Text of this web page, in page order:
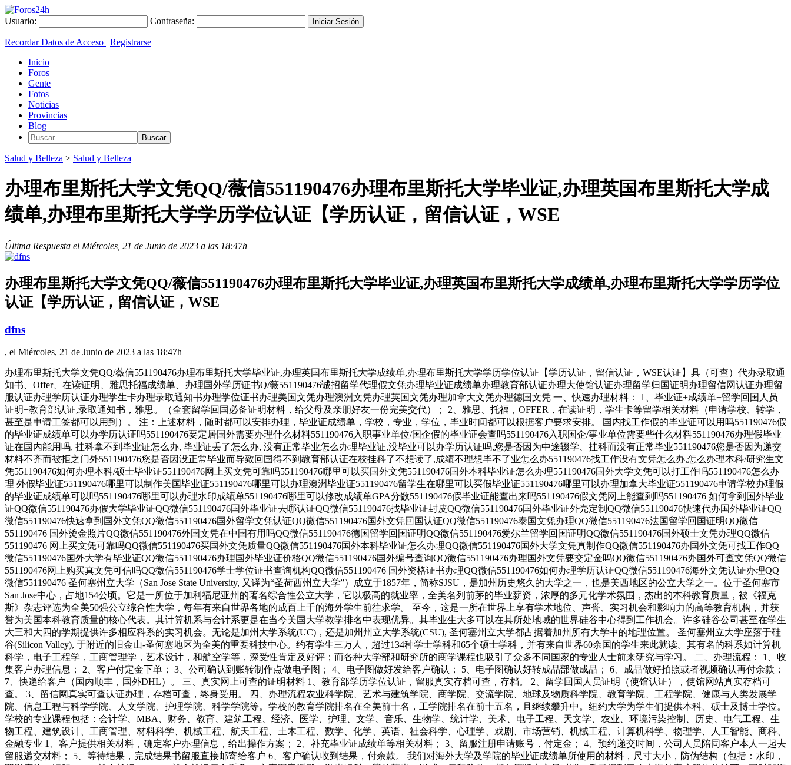
Usuario: Contraseña:
Recordar Datos de Acceso | Registrarse
Inicio
Foros
Gente
Fotos
Noticias
Provincias
Blog
Salud y Belleza > Salud y Belleza
办理布里斯托大学文凭QQ/薇信551190476办理布里斯托大学毕业证,办理英国布里斯托大学成
绩单,办理布里斯托大学学历学位认证【学历认证，留信认证，WSE
Última Respuesta el Miércoles, 21 de Junio de 2023 a las 18:47h
办理布里斯托大学文凭QQ/薇信551190476办理布里斯托大学毕业证,办理英国布里斯托大学成绩单,办理布里斯托大学学历学位
认证【学历认证，留信认证，WSE
dfns
, el Miércoles, 21 de Junio de 2023 a las 18:47h
办理布里斯托大学文凭QQ/薇信551190476办理布里斯托大学毕业证,办理英国布里斯托大学成绩单,办理布里斯托大学学历学位认证【学历认证，留信认证，WSE认证】具（可查）代办录取通
知书、Offer、在读证明、雅思托福成绩单、办理国外学历证书Q/薇551190476诚招留学代理假文凭办理毕业证成绩单办理教育部认证办理大使馆认证办理留学归国证明办理留信网认证办理留
服认证办理学历认证办理学生卡办理录取通知书办理学位证书办理美国文凭办理澳洲文凭办理英国文凭办理加拿大文凭办理德国文凭 一、快速办理材料： 1、毕业证+成绩单+留学回国人员
证明+教育部认证,录取通知书，雅思。（全套留学回国必备证明材料，给父母及亲朋好友一份完美交代）； 2、雅思、托福，OFFER，在读证明，学生卡等留学相关材料（申请学校、转学，
甚至是申请工签都可以用到）。 注：上述材料，随时都可以安排办理，毕业证成绩单，学校，专业，学位，毕业时间都可以根据客户要求安排。 国内找工作假的毕业证可以用吗551190476假
的毕业证成绩单可以办学历认证吗551190476要定居国外需要办理什么材料551190476入职事业单位/国企假的毕业证会查吗551190476入职国企/事业单位需要些什么材料551190476办理假毕业
证在国内能用吗, 挂科拿不到毕业证怎么办, 毕业证丢了怎么办, 没有正常毕业怎么办理毕业证,没毕业可以办学历认证吗,您是否因为中途辍学、挂科而没有正常毕业551190476您是否因为递交
材料不齐而被拒之门外551190476您是否因没正常毕业而导致回国得不到教育部认证在校挂科了不想读了,成绩不理想毕不了业怎么办551190476找工作没有文凭怎么办,怎么办理本科/研究生文
凭551190476如何办理本科/硕士毕业证551190476网上买文凭可靠吗551190476哪里可以买国外文凭551190476国外本科毕业证怎么办理551190476国外大学文凭可以打工作吗551190476怎么办
理 外假毕业证551190476哪里可以制作美国毕业证551190476哪里可以办理澳洲毕业证551190476留学生在哪里可以买假毕业证551190476哪里可以办理加拿大毕业证551190476申请学校办理假
的毕业证成绩单可以吗551190476哪里可以办理水印成绩单551190476哪里可以修改成绩单GPA分数551190476假毕业证能查出来吗551190476假文凭网上能查到吗551190476 如何拿到国外毕业
证QQ微信551190476办假大学毕业证QQ微信551190476国外毕业证去哪认证QQ微信551190476找毕业证封皮QQ微信551190476国外毕业证外壳定制QQ微信551190476快速代办国外毕业证QQ
微信551190476快速拿到国外文凭QQ微信551190476国外留学文凭认证QQ微信551190476国外文凭回国认证QQ微信551190476泰国文凭办理QQ微信551190476法国留学回国证明QQ微信
551190476 国外烫金照片QQ微信551190476外国文凭在中国有用吗QQ微信551190476德国留学回国证明QQ微信551190476爱尔兰留学回国证明QQ微信551190476国外硕士文凭办理QQ微信
551190476 网上买文凭可靠吗QQ微信551190476买国外文凭质量QQ微信551190476国外本科毕业证怎么办理QQ微信551190476国外大学文凭真制作QQ微信551190476办国外文凭可找工作QQ
微信551190476国外大学有毕业证QQ微信551190476办理国外毕业证价格QQ微信551190476国外编号查询QQ微信551190476办理国外文凭要交定金吗QQ微信551190476办国外可查文凭QQ微信
551190476网上购买真文凭可信吗QQ微信551190476学士学位证书查询机构QQ微信551190476 国外资格证书办理QQ微信551190476如何办理学历认证QQ微信551190476海外文凭认证办理QQ
微信551190476 圣何塞州立大学（San Jose State University, 又译为“圣荷西州立大学”）成立于1857年，简称SJSU，是加州历史悠久的大学之一，也是美西地区的公立大学之一。位于圣何塞市
San Jose中心，占地154公顷。它是一所位于加利福尼亚州的著名综合性公立大学，它以极高的就业率，全美名列前茅的毕业薪资，浓厚的多元化学术氛围，杰出的本科教育质量，被《福克
斯》杂志评选为全美50强公立综合性大学，每年有来自世界各地的成百上千的海外学生前往求学。 至今，这是一所在世界上享有学术地位、声誉、实习机会和影响力的高等教育机构，并获
誉为美国本科教育质量的核心代表。其计算机系与会计系更是在当今美国大学教学排名中表现优异。其毕业生大多可以在其所处地域的世界硅谷中心得到工作机会。许多硅谷公司甚至在学生
大三和大四的学期提供许多相应科系的实习机会。无论是加州大学系统(UC)，还是加州州立大学系统(CSU), 圣何塞州立大学都占据着加州所有大学中的地理位置。 圣何塞州立大学座落于硅
谷(Silicon Valley), 于附近的旧金山-圣何塞地区为全美的重要科技中心。约有学生三万人，超过134种学士学科和65个硕士学科，并有来自世界60余国的学生来此就读。其有名的科系如计算机
科学，电子工程学，工商管理学，艺术设计，和航空学等，深受性肯定及好评；而各种大学部和研究所的商学课程也吸引了众多不同国家的专业人士前来研究与学习。 二、办理流程： 1、收
集客户办理信息； 2、客户付定金下单； 3、公司确认到账转制作点做电子图； 4、电子图做好发给客户确认； 5、电子图确认好转成品部做成品； 6、成品做好拍照或者视频确认再付余款；
7、快递给客户（国内顺丰，国外DHL）。 三、真实网上可查的证明材料 1、教育部学历学位认证，留服真实存档可查，存档。 2、留学回国人员证明（使馆认证），使馆网站真实存档可
查。 3、留信网真实可查认证办理，存档可查，终身受用。 四、办理流程农业科学院、艺术与建筑学院、商学院、交流学院、地球及物质科学院、教育学院、工程学院、健康与人类发展学
院、信息工程与科学学院、人文学院、护理学院、科学学院等。学校的教育学院排名在全美前十名，工学院排名在前十五名，且继续攀升中。纽约大学为学生们提供本科、硕士及博士学位。
学校的专业课程包括：会计学、MBA、财务、教育、建筑工程、经济、医学、护理、文学、音乐、生物学、统计学、美术、电子工程、天文学、农业、环境污染控制、历史、电气工程、生
物工程、建筑设计、工商管理、材料科学、机械工程、航天工程、土木工程、数学、化学、英语、社会科学、心理学、戏剧、市场营销、机械工程、计算机科学、物理学、人工智能、商科、
金融专业 1、客户提供相关材料，确定客户办理信息，给出操作方案； 2、补充毕业证成绩单等相关材料； 3、留服注册申请账号，付定金； 4、预约递交时间，公司人员陪同客户本人一起去
留服递交材料； 5、等待结果，完成结果书留服直接邮寄给客户 6、客户确认收到结果，付余款。 我们对海外大学及学院的毕业证成绩单所使用的材料，尺寸大小，防伪结构（包括：水印，